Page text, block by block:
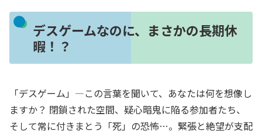
デスゲームなのに、まさかの長期休
暇！？
「デスゲーム」―この言葉を聞いて、あなたは何を想像し
ますか？ 閉鎖された空間、疑心暗鬼に陥る参加者たち、
そして常に付きまとう「死」の恐怖…。緊張と絶望が支配